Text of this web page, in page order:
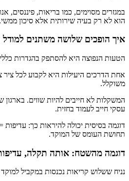
במגזרים מסוימים, כמו בריאות, פיננסים,
הוא לא רק בעיה שירותית אלא סיכון ממשי.
איך הופכים שלושה משתנים למודל
הטעות הנפוצה היא להסתפק בהגדרות
משוקלל.
עסקי חייב לעמוד בחזית.
תחושת העומס של המוקד.
דוגמה מהשטח: אותה תקלה,
נניח ששלוש קריאות נכנסות במקביל